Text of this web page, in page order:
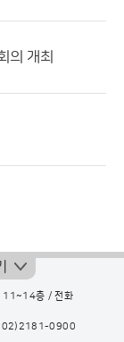
의 개최
11~14층 / 전화
0900